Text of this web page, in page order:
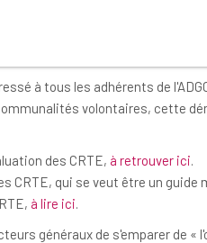
à tous les adhérents de
volontaires, cette
des CRTE, à retrouver ici
CRTE, qui se veut être un
à lire ici
généraux de s'emparer de «